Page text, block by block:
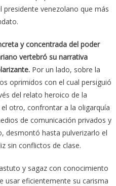
presidente venezolano que más
y concentrada del poder
vertebró su narrativa
Por un lado, sobre la
oprimidos con el cual persiguió
del relato heroico de la
otro, confrontar a la oligarquía
de comunicación privados y
desmontó hasta pulverizarlo el
sin conflictos de clase.
y sagaz con conocimiento
usar eficientemente su carisma